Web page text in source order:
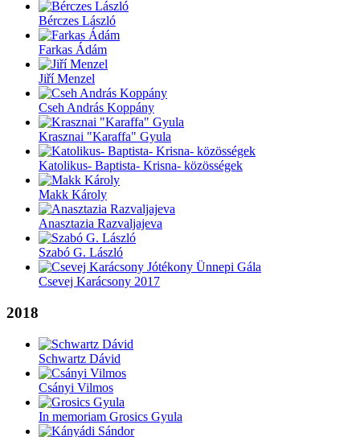
Bérczes László
Farkas Ádám
Jiří Menzel
Cseh András Koppány
Krasznai "Karaffa" Gyula
Katolikus- Baptista- Krisna- közösségek
Makk Károly
Anasztazia Razvaljajeva
Szabó G. László
Csevej Karácsony 2017
2018
Schwartz Dávid
Csányi Vilmos
In memoriam Grosics Gyula